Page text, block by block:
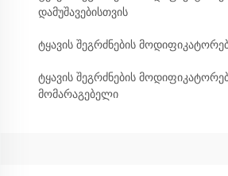
დამუშავებისთვის
ტყავის შეგრძნების
ტყავის შეგრძნების
მომარაგებელი